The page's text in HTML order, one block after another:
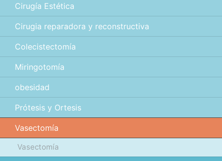
Cirugía Estética
Cirugia reparadora y reconstructiva
Colecistectomía
Miringotomía
obesidad
Prótesis y Ortesis
Vasectomía
Vasectomía